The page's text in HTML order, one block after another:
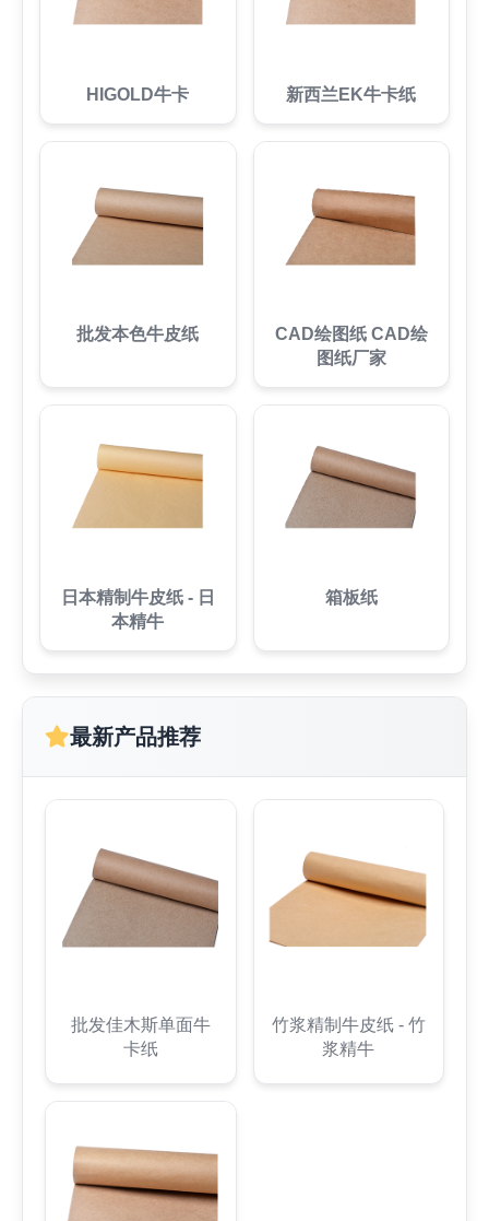
HIGOLD牛卡 新西兰EK牛卡纸
批发本色牛皮纸
CAD绘图纸 CAD绘
图纸厂家
日本精制牛皮纸 - 日
本精牛
箱板纸
最新产品推荐
批发佳木斯单面牛
卡纸
竹浆精制牛皮纸 - 竹
浆精牛